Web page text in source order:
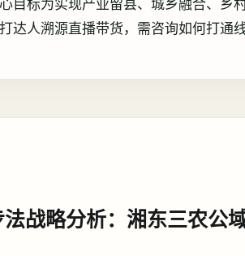
达人溯源直播带货，需咨询如何打通
战略分析：湘东三农公